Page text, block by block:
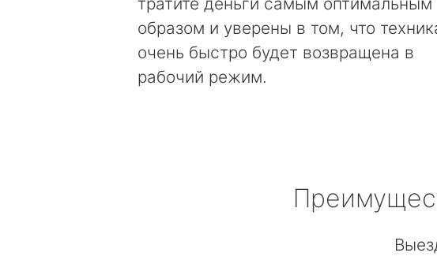
образом и уверены в том, что
очень быстро будет возвращена в
рабочий режим.